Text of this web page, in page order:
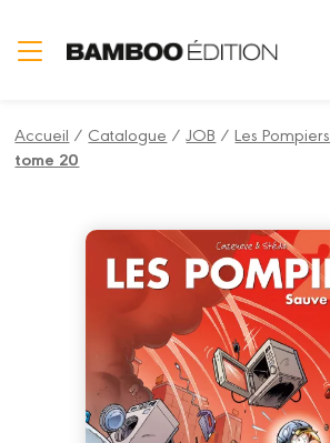
Accueil / Catalogue /JOB /Les Pompiers
tome 20